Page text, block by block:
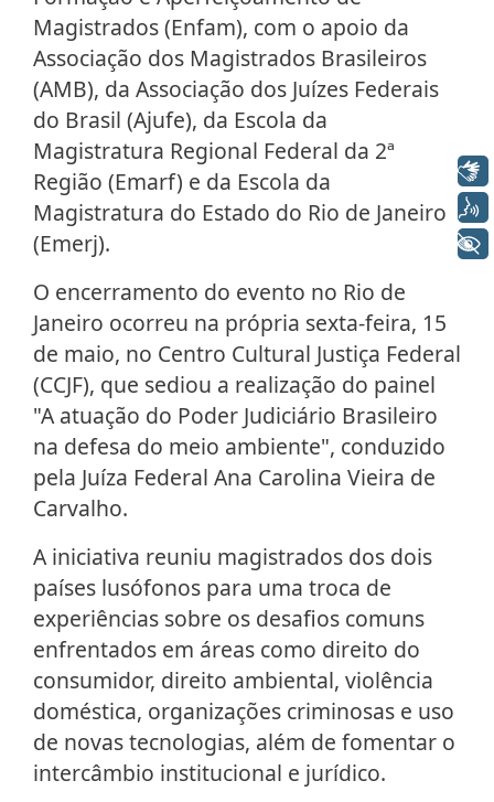
Magistrados (Enfam), com o apoio da
Associação dos Magistrados Brasileiros
(AMB), da Associação dos Juízes Federais
do Brasil (Ajufe), da Escola da
Magistratura Regional Federal da 2ª
Região (Emarf) e da Escola da
Magistratura do Estado do Rio de Janeiro
(Emerj).
O encerramento do evento no Rio de
Janeiro ocorreu na própria sexta-feira, 15
de maio, no Centro Cultural Justiça Federal
(CCJF), que sediou a realização do painel
"A atuação do Poder Judiciário Brasileiro
na defesa do meio ambiente", conduzido
pela Juíza Federal Ana Carolina Vieira de
Carvalho.
A iniciativa reuniu magistrados dos dois
países lusófonos para uma troca de
experiências sobre os desafios comuns
enfrentados em áreas como direito do
consumidor, direito ambiental, violência
doméstica, organizações criminosas e uso
de novas tecnologias, além de fomentar o
intercâmbio institucional e jurídico.
Voz